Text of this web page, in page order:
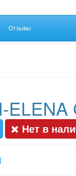
Отзывы
ELENA
Нет в